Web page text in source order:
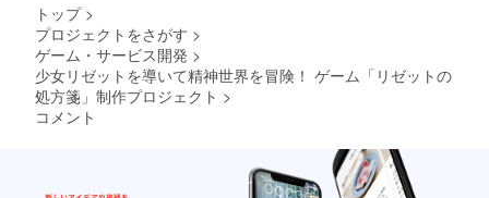
トップ >
プロジェクトをさがす >
ゲーム・サービス開発 >
少女リゼットを導いて精神世界を冒険！ ゲーム「リゼットの
処方箋」制作プロジェクト >
コメント